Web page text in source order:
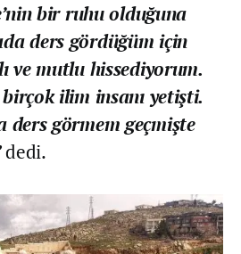
bir ruhu olduğuna
ders gördüğüm için
ve mutlu hissediyorum.
ilim insanı yetişti.
görmem geçmişte
dedi.